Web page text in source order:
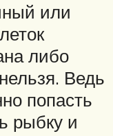
или
либо
Ведь
попасть
рыбку и